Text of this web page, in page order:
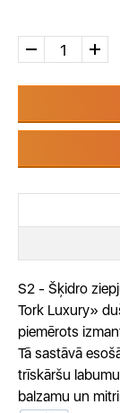
S2 - Šķidro
Tork Luxury»
piemērots
Tā sastāvā
trīskāršu
balzamu un